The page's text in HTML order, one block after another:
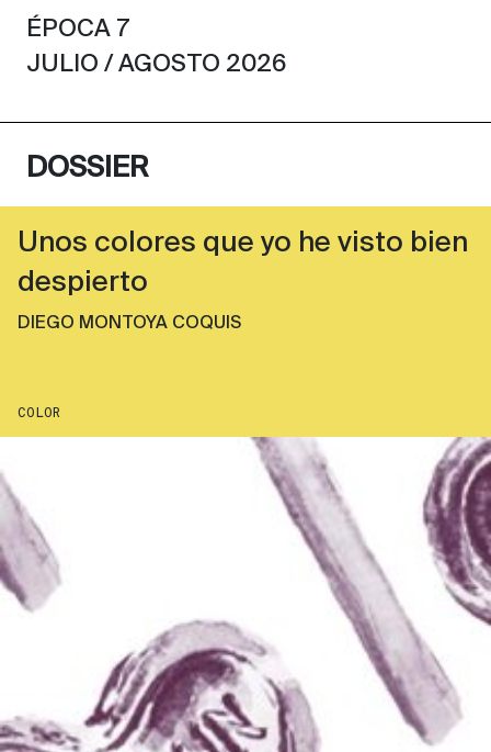
ÉPOCA 7
JULIO / AGOSTO 2026
DOSSIER
Unos colores que yo he visto bien
despierto
DIEGO MONTOYA COQUIS
COLOR